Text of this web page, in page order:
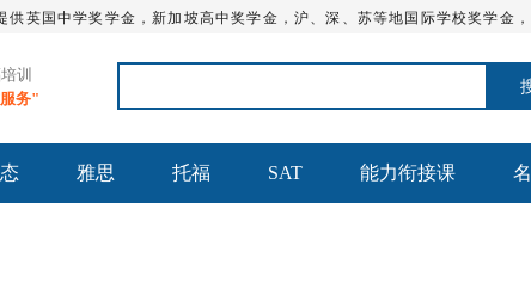
英国中学奖学金，新加坡高中奖学金，沪、深、苏等地国际学校奖学金
训
务"
雅思 托福 SAT 能力衔接课